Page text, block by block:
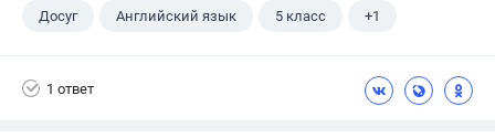
Досуг Английский язык 5 класс +1
1 ответ